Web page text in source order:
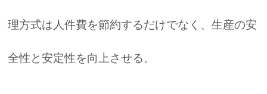
理方式は人件費を節約するだけでなく、生産の安
全性と安定性を向上させる。